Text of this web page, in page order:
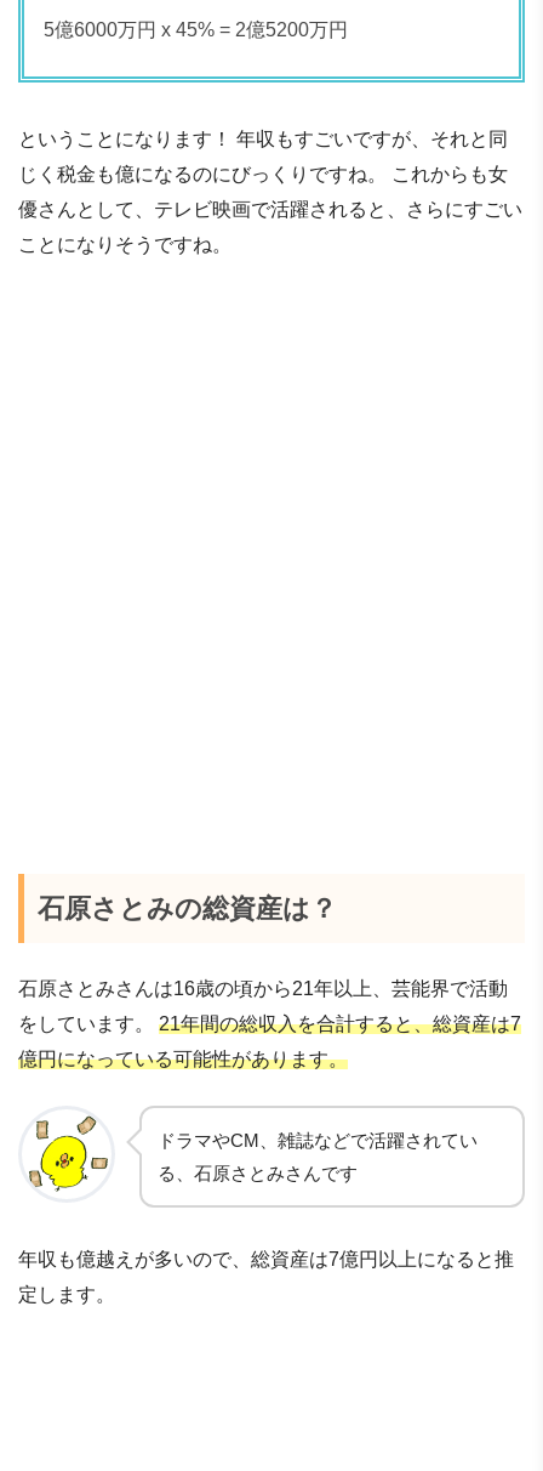
5億6000万円 x 45% = 2億5200万円
ということになります！ 年収もすごいですが、それと同
じく税金も億になるのにびっくりですね。 これからも女
優さんとして、テレビ映画で活躍されると、さらにすごい
ことになりそうですね。
石原さとみの総資産は？
石原さとみさんは16歳の頃から21年以上、芸能界で活動
をしています。 21年間の総収入を合計すると、総資産は7
億円になっている可能性があります。
ドラマやCM、雑誌などで活躍されてい
る、石原さとみさんです
年収も億越えが多いので、総資産は7億円以上になると推
定します。